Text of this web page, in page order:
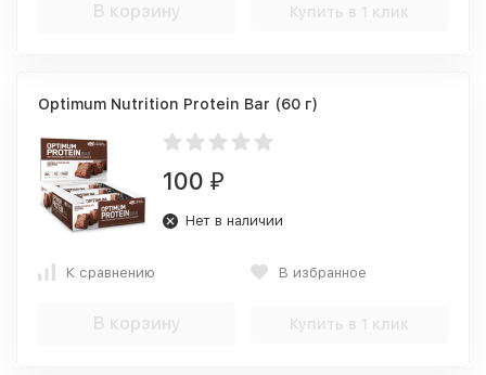
В корзину Купить в 1 клик
Optimum Nutrition Protein Bar (60 г)
100 ₽
Нет в наличии
К сравнению В избранное
В корзину Купить в 1 клик